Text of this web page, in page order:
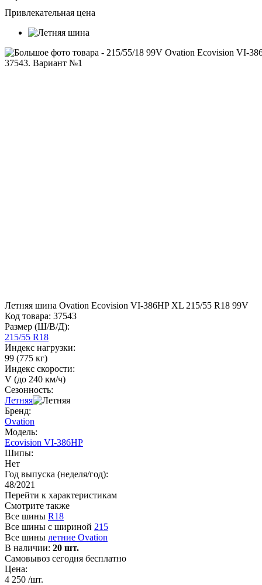
Привлекательная цена
Летняя шина Ovation Ecovision VI-386HP XL 215/55 R18 99V
Код товара: 37543
Размер (Ш/В/Д):
215/55 R18
Индекс нагрузки:
99 (775 кг)
Индекс скорости:
V (до 240 км/ч)
Сезонность:
Летняя
Бренд:
Ovation
Модель:
Ecovision VI-386HP
Шипы:
Нет
Год выпуска (неделя/год):
48/2021
Перейти к характеристикам
Смотрите также
Все шины R18
Все шины с шириной 215
Все шины летние Ovation
В наличии: 20 шт.
Самовывоз сегодня бесплатно
Цена:
4 250 /шт.